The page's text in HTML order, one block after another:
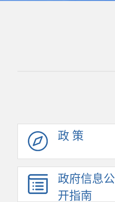
政 策
政府信息公
开指南